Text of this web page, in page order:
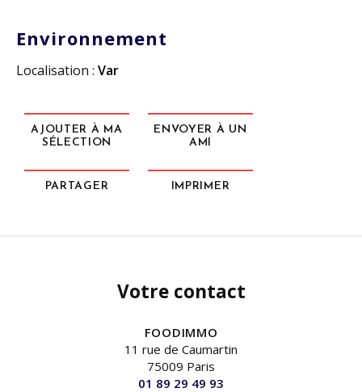
Environnement
Localisation : Var
AJOUTER À MA
SÉLECTION
ENVOYER À UN
AMI
PARTAGER IMPRIMER
Votre contact
FOODIMMO
11 rue de Caumartin
75009 Paris
01 89 29 49 93